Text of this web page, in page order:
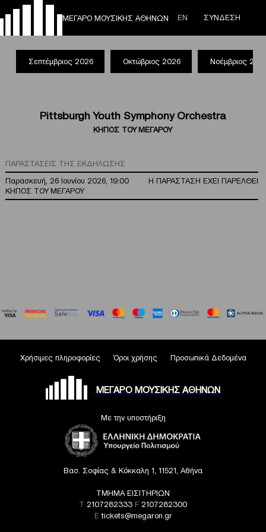
ΜΕΓΑΡΟ ΜΟΥΣΙΚΗΣ ΑΘΗΝΩΝ ΕΝ ΣΥΝΔΕΣΗ
Σεπτέμβριος 2026 Οκτώβριος 2026 Νοέμβριος
Pittsburgh Youth Symphony Orchestra
ΚΗΠΟΣ ΤΟΥ ΜΕΓΑΡΟΥ
ΠΑΡΑΣΤΑΣΕΙΣ ΤΗΣ ΕΚΔΗΛΩΣΗΣ
Παρασκευή, 26 Ιουνίου 2026, 19:00
Η ΠΑΡΑΣΤΑΣΗ ΕΧΕΙ ΠΑΡΕΛΘΕΙ
ΚΗΠΟΣ ΤΟΥ ΜΕΓΑΡΟΥ
Χρήσιμες πληροφορίες Όροι χρήσης Προσωπικά Δεδομένα
ΜΕΓΑΡΟ ΜΟΥΣΙΚΗΣ ΑΘΗΝΩΝ
Με την υποστήριξη
Βασ. Σοφίας & Κόκκαλη 1, 11521, Αθήνα
ΤΜΗΜΑ ΕΙΣΙΤΗΡΙΩΝ
T 2107282333 F 2107282300
Etickets@megaron.gr